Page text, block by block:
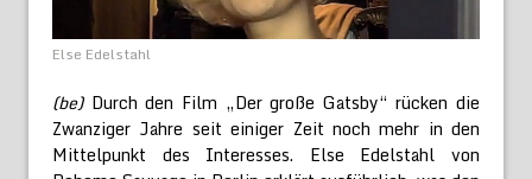
Else Edelstahl
(be)Durch den Film „Der große Gatsby“ rücken die
Zwanziger Jahre seit einiger Zeit noch mehr in den
Mittelpunkt des Interesses. Else Edelstahl von